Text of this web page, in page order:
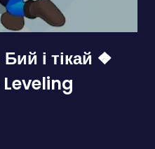
і тікай ❖